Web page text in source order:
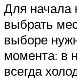
Для начала
выбрать
выборе
момента: в
всегда